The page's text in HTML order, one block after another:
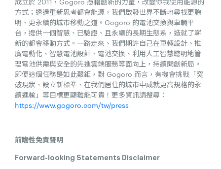
方式；透過重新思考都會能源，我們啟發世界不斷地尋找更聰
明、更永續的城市移動之道。Gogoro 的電池交換與車輛平
台，提供一個智慧、已驗證、且永續的長期生態系，造就了嶄
新的都會移動方式。一路走來、我們期許自己在車輛設計、推
廣電動化、智慧電池設計、電池交換、利用人工智慧聰明地管
理電池供需與安全的先進雲端服務等面向上，持續開創新局。
即便這個任務是如此艱鉅，對 Gogoro 而言，有機會挑戰「突
破現狀、設立新標準、在我們居住的城市中成就更高規格的永
續運輸」等目標更顯難能可貴！更多資訊請搜尋：
https://www.gogoro.com/tw/press
前瞻性免責聲明
​​Forward-looking Statements Disclaimer